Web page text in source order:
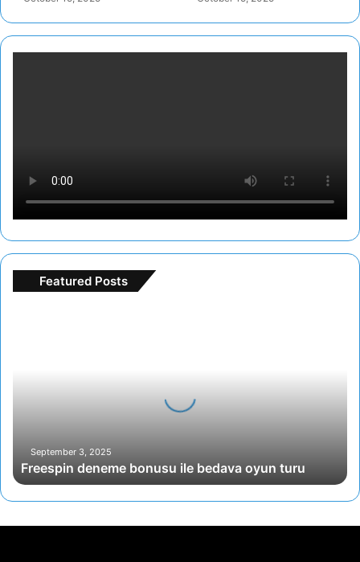
Featured Posts
September 3, 2025
Freespin deneme bonusu ile bedava oyun turu